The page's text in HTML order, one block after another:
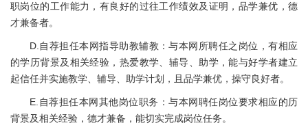
职岗位的工作能力，有良好的过往工作绩效及证明，品学兼优，德
才兼备者。
D.自荐担任本网指导助教辅教：与本网所聘任之岗位，有相应
的学历背景及相关经验，热爱教学、辅导、助学，能与好学者建立
起信任并实施教学、辅导、助学计划，且品学兼优，操守良好者。
E.自荐担任本网其他岗位职务：与本网聘任岗位要求相应的历
背景及相关经验，德才兼备，能切实完成岗位任务。